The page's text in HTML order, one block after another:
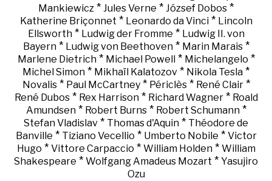
Mankiewicz * Jules Verne * József Dobos *
Katherine Briçonnet * Leonardo da Vinci* Lincoln
Ellsworth* Ludwig der Fromme * Ludwig II. von
Bayern* Ludwig von Beethoven* Marin Marais*
Marlene Dietrich* Michael Powell * Michelangelo *
Michel Simon * Mikhaïl Kalatozov * Nikola Tesla *
Novalis* Paul McCartney* Périclès* René Clair*
René Dubos* Rex Harrison* Richard Wagner* Roald
Amundsen* Robert Burns* Robert Schumann*
Stefan Vladislav * Thomas d'Aquin * Théodore de
Banville * Tiziano Vecellio * Umberto Nobile * Victor
Hugo * Vittore Carpaccio * William Holden* William
Shakespeare * Wolfgang Amadeus Mozart * Yasujiro
Ozu